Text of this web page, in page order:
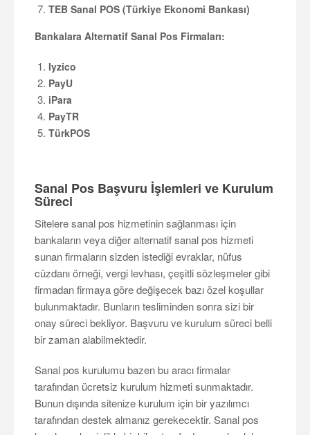
TEB Sanal POS (Türkiye Ekonomi Bankası)
Bankalara Alternatif Sanal Pos Firmaları:
Iyzico
PayU
iPara
PayTR
TürkPOS
Sanal Pos Başvuru İşlemleri ve Kurulum
Süreci
Sitelere sanal pos hizmetinin sağlanması için
bankaların veya diğer alternatif sanal pos hizmeti
sunan firmaların sizden istediği evraklar, nüfus
cüzdanı örneği, vergi levhası, çeşitli sözleşmeler gibi
firmadan firmaya göre değişecek bazı özel koşullar
bulunmaktadır. Bunların tesliminden sonra sizi bir
onay süreci bekliyor. Başvuru ve kurulum süreci belli
bir zaman alabilmektedir.
Sanal pos kurulumu bazen bu aracı firmalar
tarafından ücretsiz kurulum hizmeti sunmaktadır.
Bunun dışında sitenize kurulum için bir yazılımcı
tarafından destek almanız gerekecektir. Sanal pos